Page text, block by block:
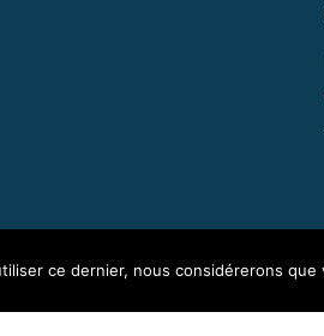
ce dernier, nous considérerons